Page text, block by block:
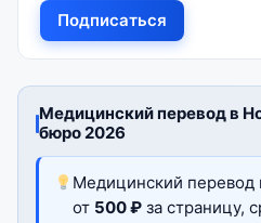
Подписаться
Медицинский перевод в
бюро 2026
Медицинский
от 500 ₽ за страницу,